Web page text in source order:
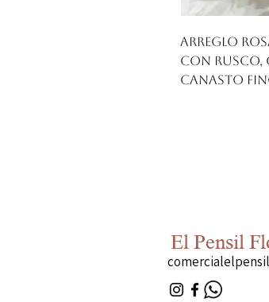
Arreglo
con rusco,
canasto
El Pensil